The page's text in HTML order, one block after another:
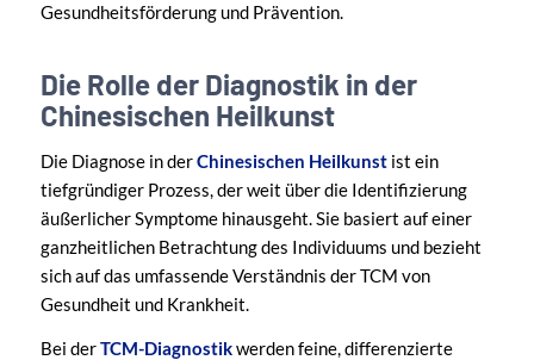
Gesundheitsförderung und Prävention.
Die Rolle der Diagnostik in der
Chinesischen Heilkunst
Die Diagnose in derChinesischen Heilkunstist ein
tiefgründiger Prozess, der weit über die Identifizierung
äußerlicher Symptome hinausgeht. Sie basiert auf einer
ganzheitlichen Betrachtung des Individuums und bezieht
sich auf das umfassende Verständnis der TCM von
Gesundheit und Krankheit.
Bei derTCM-Diagnostikwerden feine, differenzierte